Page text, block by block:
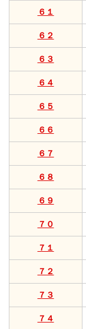
６１
６２
６３
６４
６５
６６
６７
６８
６９
７０
７１
７２
７３
７４